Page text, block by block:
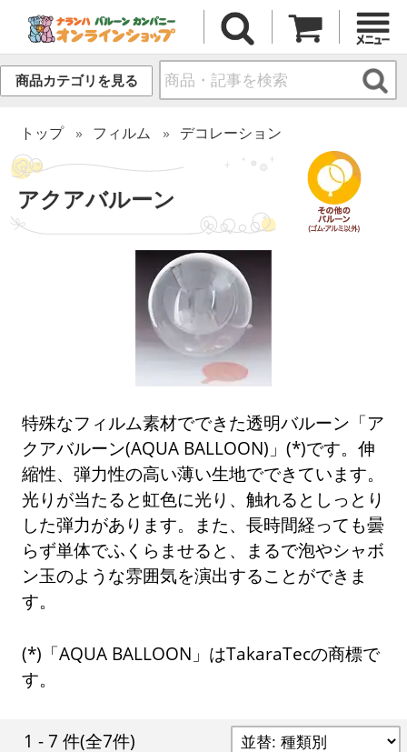
商品カテゴリを見る
トップ フィルム デコレーション
アクアバルーン
特殊なフィルム素材でできた透明バルーン「ア
クアバルーン(AQUA BALLOON)」(*)です。伸
縮性、弾力性の高い薄い生地でできています。
光りが当たると虹色に光り、触れるとしっとり
した弾力があります。また、長時間経っても曇
らず単体でふくらませると、まるで泡やシャボ
ン玉のような雰囲気を演出することができま
す。
(*)「AQUA BALLOON」はTakaraTecの商標で
す。
1 - 7 件(全7件)